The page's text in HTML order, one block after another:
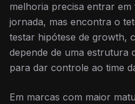
melhoria precisa entrar
jornada, mas encontra o
testar hipótese de growth,
depende de uma estrutura
para dar controle ao time
Em marcas com maior